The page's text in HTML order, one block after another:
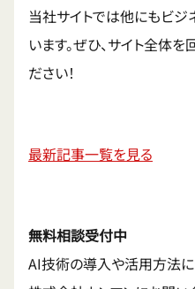
当社サイトでは他にもビ
います。ぜひ、サイト全体
ださい！
最新記事一覧を見る
無料相談受付中
AI技術の導入や活用方法